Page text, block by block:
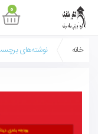
خانه نوشته‌های
0